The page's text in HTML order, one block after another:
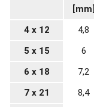
[mm]
4 x 12 4,8
5 x 15
6
6 x 18
7,2
7 x 21
8,4